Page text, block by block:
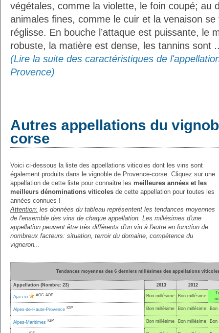
végétales, comme la violette, le foin coupé; au
animales fines, comme le cuir et la venaison
réglisse. En bouche l’attaque est puissante, le
robuste, la matière est dense, les tannins sont
(Lire la suite des caractéristiques de
Provence)
Autres appellations du
corse
Voici ci-dessous la liste des appellations viticoles dont les vins sont
également produits dans le vignoble de Provence-corse. Cliquez sur une
appellation de cette liste pour connaitre les meilleures années et les
meilleurs dénominations viticoles de cette appellation pour toutes les
années connues !
Attention: les données du tableau représentent les tendances moyennes
de l'ensemble des vins de chaque appellation. Les millésimes d'une
appellation peuvent être très différents d'un vin à l'autre en fonction de
nombreux facteurs: situation, terroir du domaine, compétence du
vigneron...
Tendances moyennes des 6 derniers millésimes des appellations
Appellation (Nombre: 23) 2013 2012
Ajaccio AOC AOP Bon millésime Bon millésime
Alpes-de-Haute-Provence IGP Bon millésime Bon millésime Bon
Alpes-Maritimes IGP Bon millésime Bon millésime Bon